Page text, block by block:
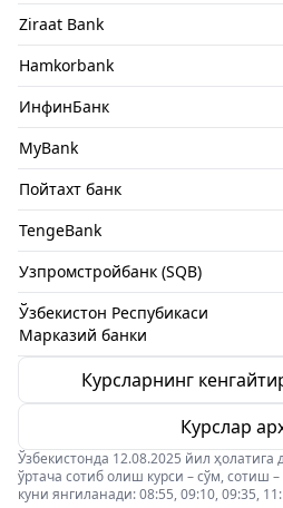
Ziraat Bank
Hamkorbank
ИнфинБанк
MyBank
Пойтахт банк
TengeBank
Узпромстройбанк (SQB)
Ўзбекистон Респубикаси
Марказий банки
Курсларнинг
Курслар
Ўзбекистонда 12.08.2025 йил ҳолатига
ўртача сотиб олиш курси – сўм, сотиш
куни янгиланади: 08:55, 09:10, 09:35,